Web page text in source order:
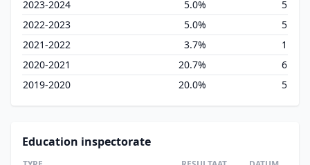
2023-2024
5.0%
5
2022-2023
5.0%
5
2021-2022
3.7%
1
2020-2021
20.7%
6
2019-2020
20.0% 5
Education inspectorate